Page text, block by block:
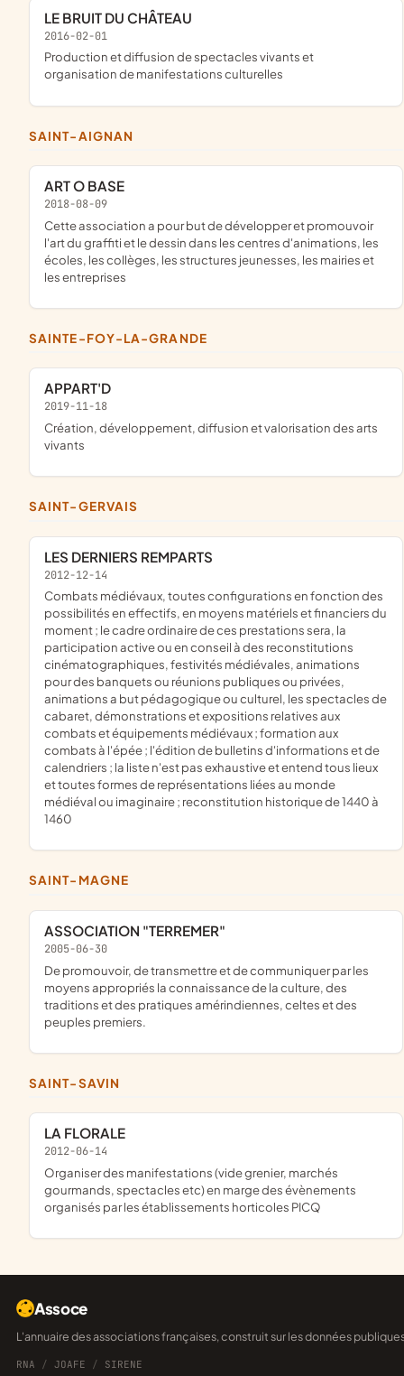
LE BRUIT DU CHÂTEAU
2016-02-01
production et diffusion de spectacles vivants et
organisation de manifestations culturelles
SAINT-AIGNAN
ART O BASE
2018-08-09
cette association a pour but de développer et promouvoir
l'art du graffiti et le dessin dans les centres d'animations, les
écoles, les collèges, les structures jeunesses, les mairies et
les entreprises
SAINTE-FOY-LA-GRANDE
APPART'D
2019-11-18
création, développement, diffusion et valorisation des arts
vivants
SAINT-GERVAIS
LES DERNIERS REMPARTS
2012-12-14
combats médiévaux, toutes configurations en fonction des
possibilités en effectifs, en moyens matériels et financiers du
moment ; le cadre ordinaire de ces prestations sera, la
participation active ou en conseil à des reconstitutions
cinématographiques, festivités médiévales, animations
pour des banquets ou réunions publiques ou privées,
animations a but pédagogique ou culturel, les spectacles de
cabaret, démonstrations et expositions relatives aux
combats et équipements médiévaux ; formation aux
combats à l'épée ; l'édition de bulletins d'informations et de
calendriers ; la liste n'est pas exhaustive et entend tous lieux
et toutes formes de représentations liées au monde
médiéval ou imaginaire ; reconstitution historique de 1440 à
1460
SAINT-MAGNE
ASSOCIATION "TERREMER"
2005-06-30
de promouvoir, de transmettre et de communiquer par les
moyens appropriés la connaissance de la culture, des
traditions et des pratiques amérindiennes, celtes et des
peuples premiers.
SAINT-SAVIN
LA FLORALE
2012-06-14
organiser des manifestations (vide grenier, marchés
gourmands, spectacles etc) en marge des évènements
organisés par les établissements horticoles PICQ
Assoce
L'annuaire des associations françaises, construit sur les données
RNA / JOAFE / SIRENE